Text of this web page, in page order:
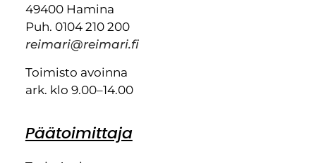
49400 Hamina
Puh. 0104 210 200
reimari@reimari.fi
Toimisto avoinna
ark. klo 9.00–14.00
Päätoimittaja